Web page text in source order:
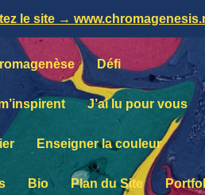
le site →
Défi
m’inspirent J’ai lu pour vous
Enseigner la couleur
Bio Plan du Site